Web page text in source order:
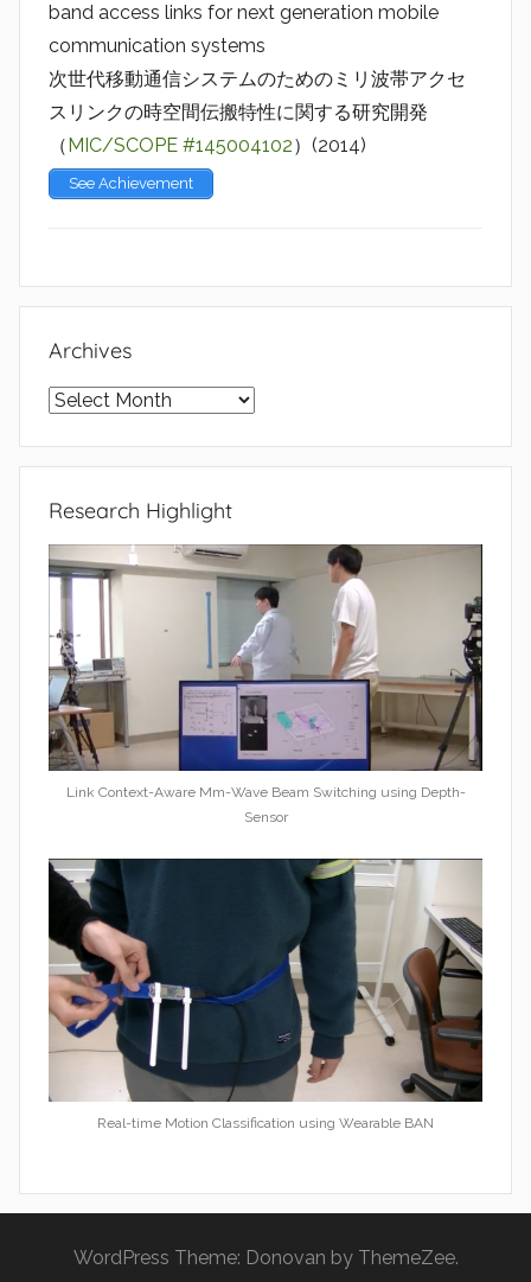
band access links for next generation mobile
communication systems
次世代移動通信システムのためのミリ波帯アクセ
スリンクの時空間伝搬特性に関する研究開発
（MIC/SCOPE #145004102）(2014)
See Achievement
Archives
Archives
Research Highlight
Link Context-Aware Mm-Wave Beam Switching using Depth-
Sensor
Real-time Motion Classification using Wearable BAN
WordPress Theme: Donovan by ThemeZee.